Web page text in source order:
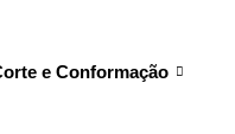
e Conformação